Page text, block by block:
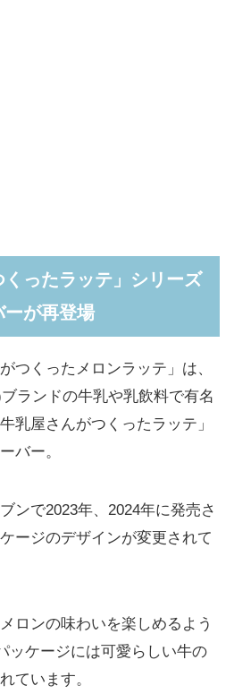
くったラッテ」シリーズ
ーが再登場
つくったメロンラッテ」は、
ランドの牛乳や乳飲料で有名
乳屋さんがつくったラッテ」
バー。
ンで2023年、2024年に発売さ
ージのデザインが変更されて
ロンの味わいを楽しめるよう
ッケージには可愛らしい牛の
ています。